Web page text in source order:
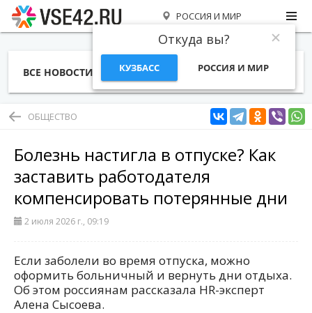
РОССИЯ И МИР
Откуда вы?
КУЗБАСС РОССИЯ И МИР
ВСЕ НОВОСТИ СТАТЬИ ТЕМЫ ФОТО
ОБЩЕСТВО
Болезнь настигла в отпуске? Как
заставить работодателя
компенсировать потерянные дни
2 июля 2026 г., 09:19
Если заболели во время отпуска, можно
оформить больничный и вернуть дни отдыха.
Об этом россиянам рассказала HR-эксперт
Алена Сысоева.